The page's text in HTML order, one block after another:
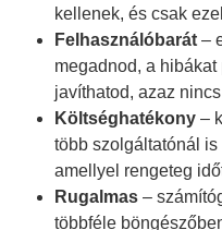
kellenek, és csak
Felhasználóbarát –
megadnod, a
javíthatod, azaz
Költséghatékony –
több szolgáltatónál
amellyel rengeteg
Rugalmas –
többféle